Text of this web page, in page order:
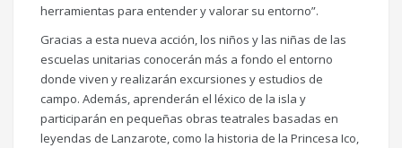
herramientas para entender y valorar su entorno”.
Gracias a esta nueva acción, los niños y las niñas de las
escuelas unitarias conocerán más a fondo el entorno
donde viven y realizarán excursiones y estudios de
campo. Además, aprenderán el léxico de la isla y
participarán en pequeñas obras teatrales basadas en
leyendas de Lanzarote, como la historia de la Princesa Ico,